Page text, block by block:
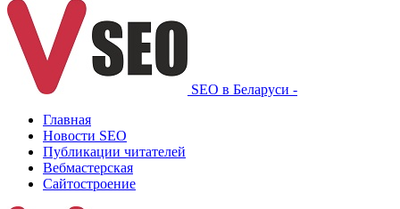
SEO в Беларуси -
Главная
Новости SEO
Публикации читателей
Вебмастерская
Сайтостроение